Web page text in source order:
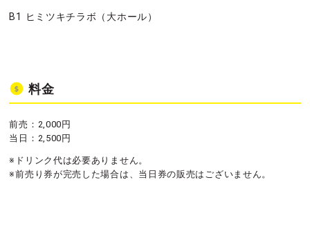
B1 ヒミツキチラボ（大ホール）
料金
前売：2,000円
当日：2,500円
※ドリンク代は必要ありません。
※前売り券が完売した場合は、当日券の販売はございません。